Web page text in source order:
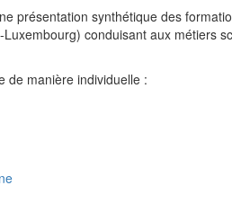
présentation synthétique des
conduisant aux métiers
de manière individuelle :